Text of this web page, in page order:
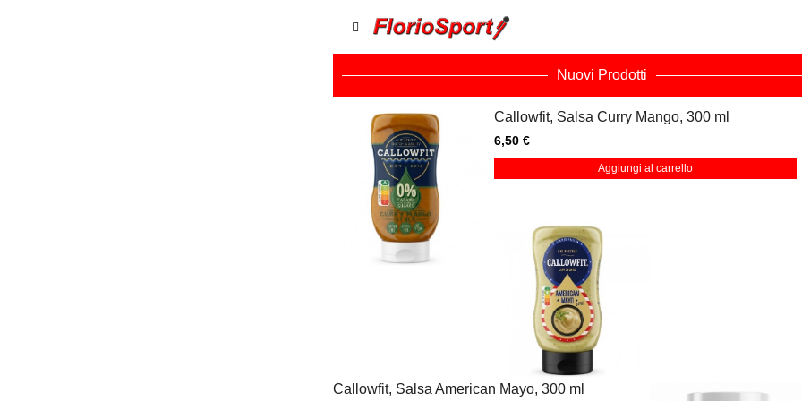
Nuovi Prodotti
Callowfit, Salsa Curry Mango, 300 ml
6,50 €
Aggiungi al carrello
Callowfit, Salsa American Mayo, 300 ml